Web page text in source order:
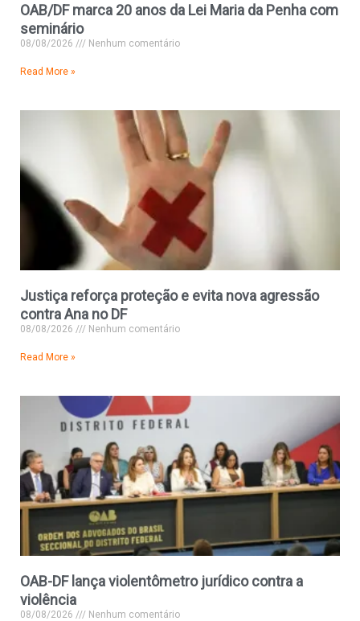
OAB/DF marca 20 anos da Lei Maria da Penha com
seminário
08/08/2026 Nenhum comentário
Read More »
Justiça reforça proteção e evita nova agressão
contra Ana no DF
08/08/2026 Nenhum comentário
Read More »
OAB-DF lança violentômetro jurídico contra a
violência
08/08/2026 Nenhum comentário